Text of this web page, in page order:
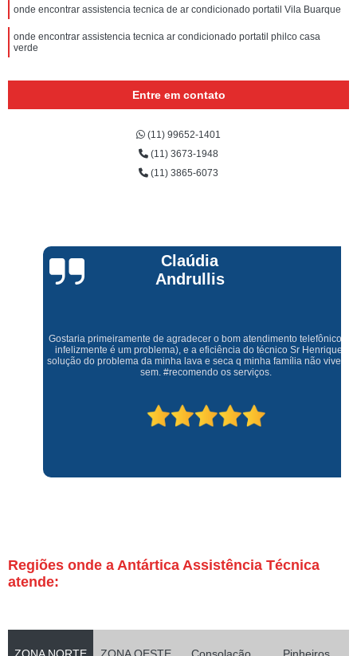
onde encontrar assistencia tecnica de ar condicionado portatil Vila Buarque
onde encontrar assistencia tecnica ar condicionado portatil philco casa
verde
Entre em contato
(11) 99652-1401
(11) 3673-1948
(11) 3865-6073
Claúdia
Andrullis
Gostaria primeiramente de agradecer o bom atendimento telefônico (q hj
infelizmente é um problema), e a eficiência do técnico Sr Henrique na
solução do problema da minha lava e seca q minha família não vive mais
sem. #recomendo os serviços.
Regiões onde a Antártica Assistência Técnica
atende: